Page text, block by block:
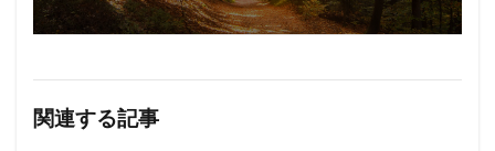
関連する記事